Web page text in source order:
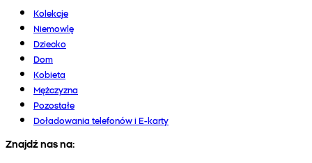
Kolekcje
Niemowlę
Dziecko
Dom
Kobieta
Mężczyzna
Pozostałe
Doładowania telefonów i E-karty
Znajdź nas na: